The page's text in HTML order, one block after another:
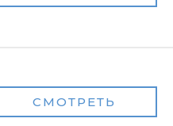
СМОТРЕТЬ